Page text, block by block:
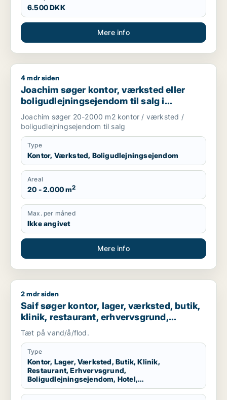
6.500 DKK
Mere info
Joachim søger kontor, værksted eller
4 mdr siden
Joachim søger kontor, værksted eller
boligudlejningsejendom til salg i
Storkøbenhavn
Joachim søger 20-2000 m2 kontor / værksted /
boligudlejningsejendom til salg
Type
Kontor, Værksted, Boligudlejningsejendom
Areal
20 - 2.000 m2
Max. per måned
Ikke angivet
Mere info
Saif søger kontor, lager, værksted, butik, klinik, restaurant,
2 mdr siden
Saif søger kontor, lager, værksted, butik,
klinik, restaurant, erhvervsgrund,
boligudlejningsejendom, hotel,
produktionslokaler eller garage til salg i
Storkøbenhavn
Tæt på vand/å/flod.
Type
Kontor, Lager, Værksted, Butik, Klinik,
Restaurant, Erhvervsgrund,
Boligudlejningsejendom, Hotel,
Produktionslokaler, Garage